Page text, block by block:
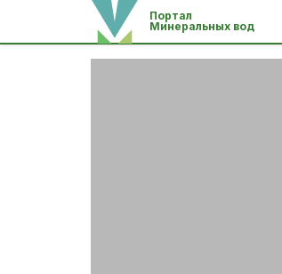
Портал
Минеральных вод